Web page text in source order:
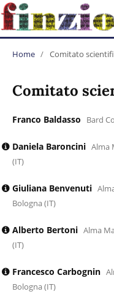
Home / Comitato
Comitato
Franco Baldasso Bard
Daniela Baroncini Alma
(IT)
Giuliana Benvenuti
Bologna (IT)
Alberto Bertoni Alma
(IT)
Francesco Carbognin
Bologna (IT)